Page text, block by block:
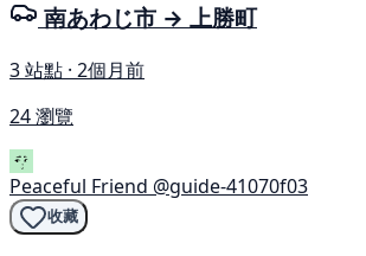
南あわじ市 → 上勝町
3 站點 · 2個月前
24 瀏覽
Peaceful Friend @guide-41070f03
收藏